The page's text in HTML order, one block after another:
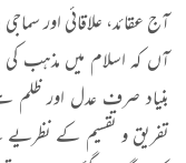
آج عقائد، علاقائی اور
آں کہ اسلام میں مذہب کی
بنیاد صرف عدل اور
تفریق و تقسیم کے نظریے